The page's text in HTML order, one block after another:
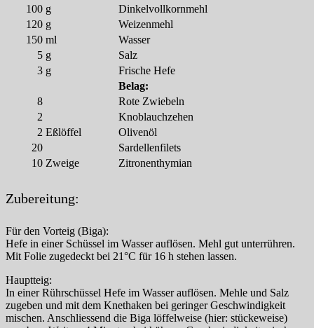
100 g
Dinkelvollkornmehl
120 g
Weizenmehl
150 ml
Wasser
5 g
Salz
3 g
Frische Hefe
Belag:
8
Rote Zwiebeln
2
Knoblauchzehen
2 Eßlöffel
Olivenöl
20
Sardellenfilets
10 Zweige Zitronenthymian
Zubereitung:
Für den Vorteig (Biga):
Hefe in einer Schüssel im Wasser auflösen. Mehl gut unterrühren.
Mit Folie zugedeckt bei 21°C für 16 h stehen lassen.
Hauptteig:
In einer Rührschüssel Hefe im Wasser auflösen. Mehle und Salz
zugeben und mit dem Knethaken bei geringer Geschwindigkeit
mischen. Anschliessend die Biga löffelweise (hier: stückeweise)